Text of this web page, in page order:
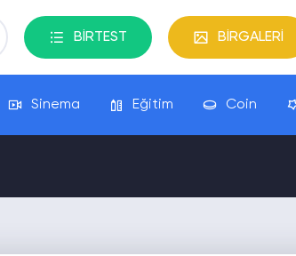
BİRTEST BİRGALERİ
Sinema Eğitim Coin